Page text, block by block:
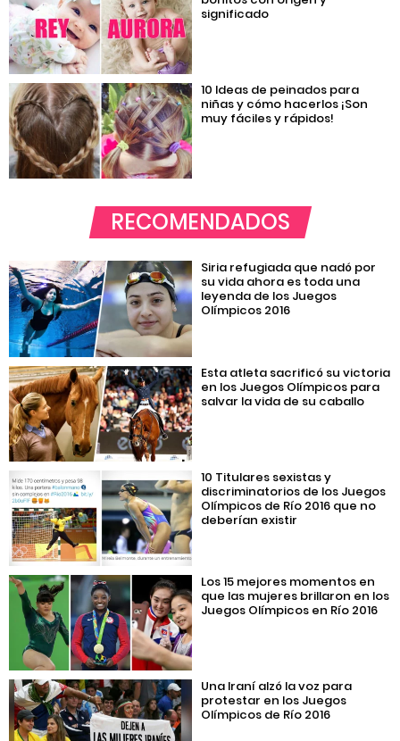
significado
10 Ideas de peinados para
niñas y cómo hacerlos ¡Son
muy fáciles y rápidos!
RECOMENDADOS
Siria refugiada que nadó por
su vida ahora es toda una
leyenda de los Juegos
Olímpicos 2016
Esta atleta sacrificó su victoria
en los Juegos Olímpicos para
salvar la vida de su caballo
10 Titulares sexistas y
discriminatorios de los Juegos
Olímpicos de Río 2016 que no
deberían existir
Los 15 mejores momentos en
que las mujeres brillaron en los
Juegos Olímpicos en Río 2016
Una Iraní alzó la voz para
protestar en los Juegos
Olímpicos de Río 2016